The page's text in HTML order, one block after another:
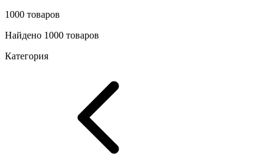
1000 товаров
Найдено 1000 товаров
Категория